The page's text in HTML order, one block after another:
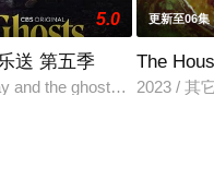
知道该怎么办。不管他有
5.0
送 第五季
and the ghosts attempt to
更新至06集
The
2023 / 其